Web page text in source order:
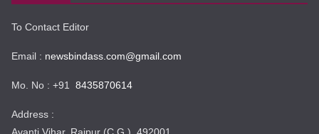
To Contact Editor
Email : newsbindass.com@gmail.com
Mo. No : +91 8435870614
Address :